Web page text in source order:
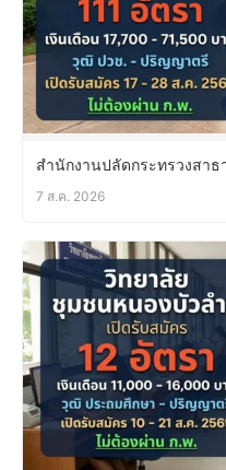
สำนักงานปลัดกระทรวงสา
7 ส.ค. 2026